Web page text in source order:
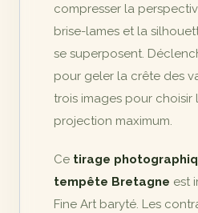
compresser la
brise-lames et la
se superposent.
pour geler la crête des
trois images pour choisir
projection maximum.
Ce tirage
tempête Bretagne est
Fine Art baryté. Les